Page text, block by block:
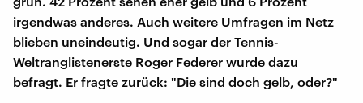
irgendwas anderes. Auch weitere Umfragen im Netz
blieben uneindeutig. Und sogar der Tennis-
Weltranglistenerste Roger Federer wurde dazu
befragt. Er fragte zurück: "Die sind doch gelb, oder?"